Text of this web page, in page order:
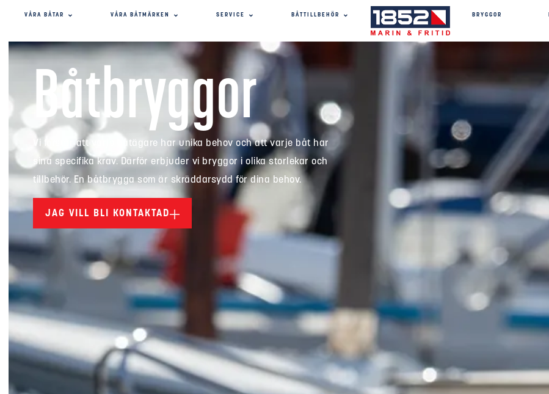
VÅRA BÅTAR VÅRA BÅTMÄRKEN SERVICE BÅTTILLBEHÖR BRYGGOR
Båtbryggor
Vi förstår att varje båtägare har unika behov och att varje båt har
sina specifika krav. Därför erbjuder vi bryggor i olika storlekar och
tillbehör. En båtbrygga som är skräddarsydd för dina behov.
JAG VILL BLI KONTAKTAD